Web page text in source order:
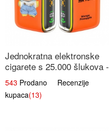
Jednokratna elektronske
cigarete s 25.000 šlukova -
Mango & Ananas |
Egzotična Voćna
Mješavina
543 Prodano Recenzije
kupaca(13)